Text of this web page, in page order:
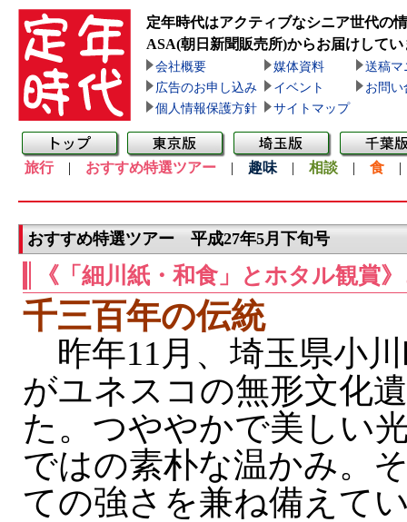
定年時代はアクティブなシニア世代の
ASA(朝日新聞販売所)からお届けしてい
会社概要 媒体資料
送稿マ
広告のお申し込み
イベント
お問い
個人情報保護方針
サイトマップ
旅行| おすすめ特選ツアー | 趣味 | 相談 | 食
おすすめ特選ツアー 平成27年5月下旬号
《「細川紙・和食」とホタル観賞
千三百年の伝統
昨年11月、埼玉県小
がユネスコの無形文化
た。つややかで美しい
ではの素朴な温かみ。
ての強さを兼ね備えて